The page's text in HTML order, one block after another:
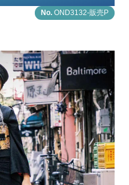
OND3132-販売P